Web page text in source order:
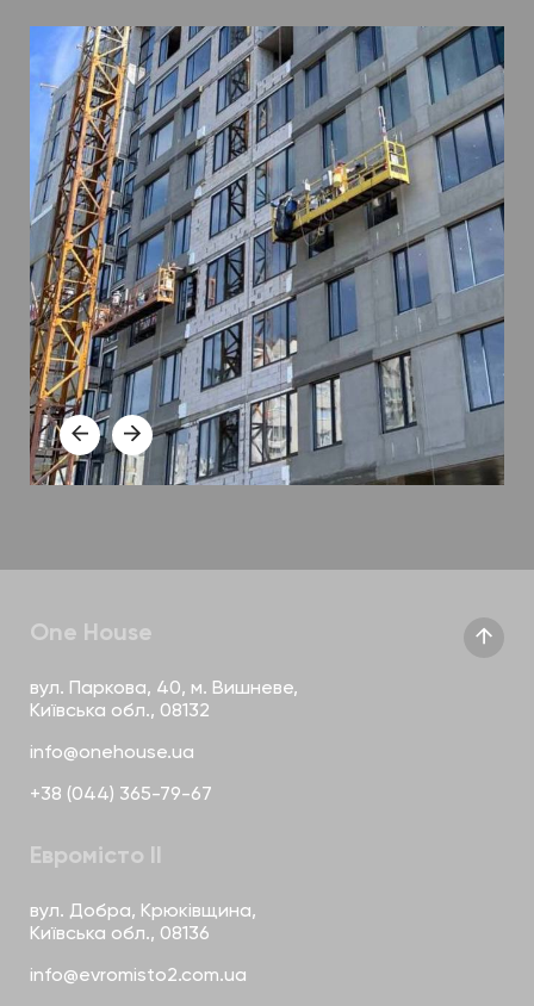
One House
вул. Паркова, 40, м. Вишневе,
Київська обл., 08132
info@onehouse.ua
+38 (044) 365-79-67
Евромісто II
вул. Добра, Крюківщина,
Київська обл., 08136
info@evromisto2.com.ua